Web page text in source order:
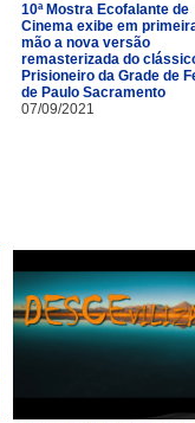
10ª Mostra Ecofalante de
Cinema exibe em
mão a nova versão
remasterizada do
Prisioneiro da Grade de
de Paulo Sacramento
07/09/2021